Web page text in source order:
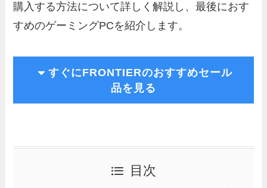
購入する方法について詳しく解説し、最後におす
すめのゲーミングPCを紹介します。
すぐにFRONTIERのおすすめセール
品を見る
目次